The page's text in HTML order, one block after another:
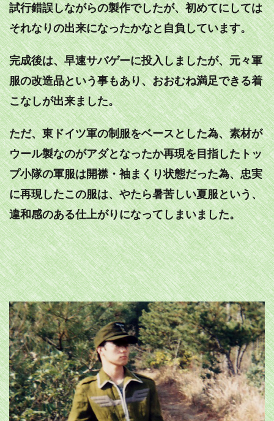
試行錯誤しながらの製作でしたが、初めてにしては
それなりの出来になったかなと自負しています。
完成後は、早速サバゲーに投入しましたが、元々軍
服の改造品という事もあり、おおむね満足できる着
こなしが出来ました。
ただ、東ドイツ軍の制服をベースとした為、素材が
ウール製なのがアダとなったか再現を目指したトッ
プ小隊の軍服は開襟・袖まくり状態だった為、忠実
に再現したこの服は、やたら暑苦しい夏服という、
違和感のある仕上がりになってしまいました。